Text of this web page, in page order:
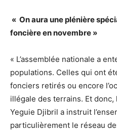
« On aura une plénière
foncière en novembre »
« L’assemblée nationale a
populations. Celles qui ont
fonciers retirés ou encore
illégale des terrains. Et
Yeguie Djibril a instruit
particulièrement le réseau